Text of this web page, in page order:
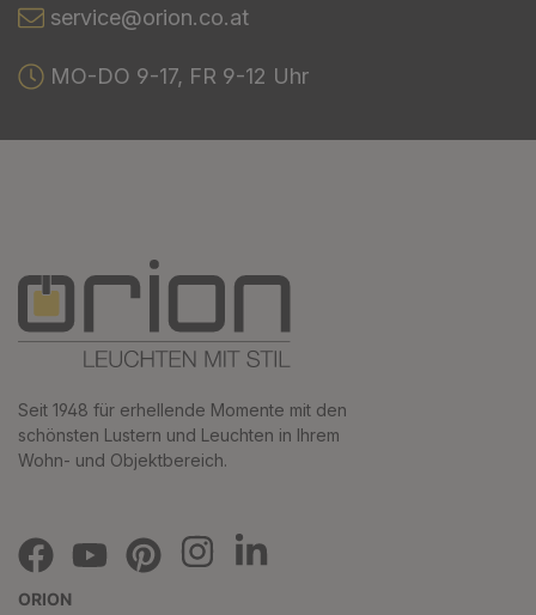
service@orion.co.at
MO-DO 9-17, FR 9-12 Uhr
Seit 1948 für erhellende Momente mit den
schönsten Lustern und Leuchten in Ihrem
Wohn- und Objektbereich.
ORION